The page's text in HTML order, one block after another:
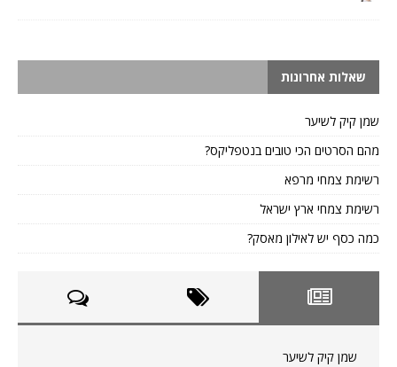
שאלות אחרונות
שמן קיק לשיער
מהם הסרטים הכי טובים בנטפליקס?
רשימת צמחי מרפא
רשימת צמחי ארץ ישראל
כמה כסף יש לאילון מאסק?
שמן קיק לשיער